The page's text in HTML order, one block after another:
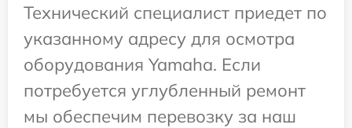
Технический специалист приедет по
указанному адресу для осмотра
оборудования Yamaha. Если
потребуется углубленный ремонт
мы обеспечим перевозку за наш